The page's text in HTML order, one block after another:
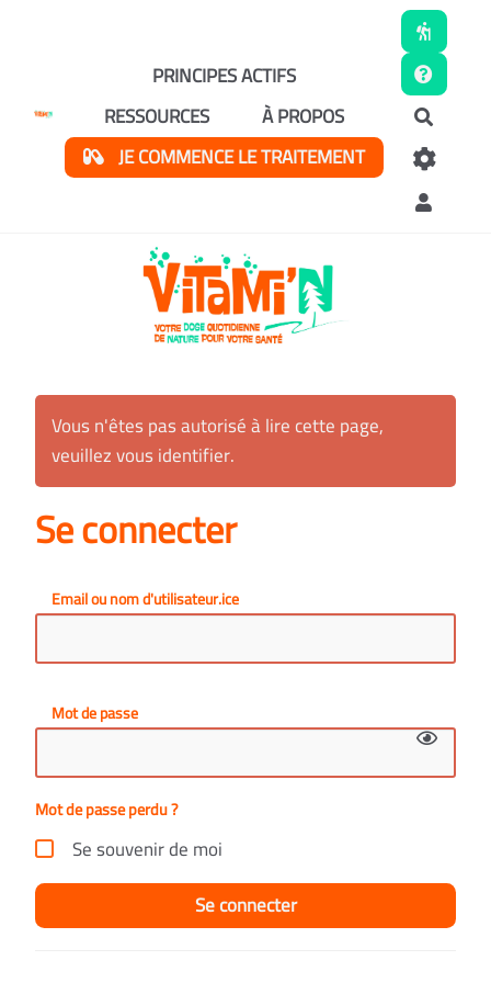
PRINCIPES ACTIFS
RESSOURCES
À PROPOS
JE COMMENCE LE TRAITEMENT
Vous n'êtes pas autorisé à lire cette page,
veuillez vous identifier.
Se connecter
Email ou nom d'utilisateur.ice
Mot de passe
Mot de passe perdu ?
Se souvenir de moi
Se connecter